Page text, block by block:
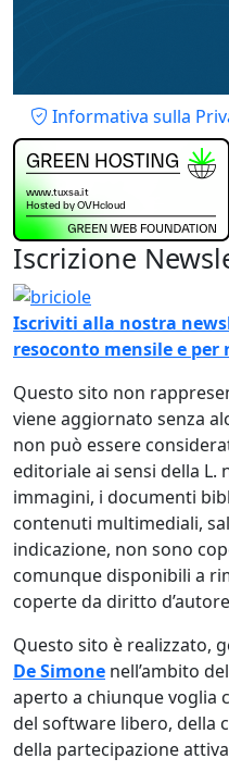
Piè di pagina
Informativa sulla
Iscrizione
Immagine
Iscriviti alla nostra
resoconto mensile e
Questo sito non
viene aggiornato senza
non può essere
editoriale ai sensi della L.
immagini, i documenti
contenuti multimediali,
indicazione, non sono
comunque disponibili a
coperte da diritto
Questo sito è realizzato,
De Simone nell’ambito del
aperto a chiunque voglia
del software libero, della
della partecipazione